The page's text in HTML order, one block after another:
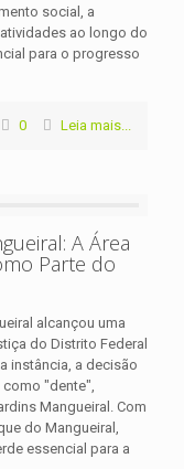
social, a
ao longo do
para o progresso
0 Leia mais...
A Área
Parte do
alcançou uma
do Distrito Federal
instância, a decisão
"dente",
Mangueiral. Com
do Mangueiral,
essencial para a